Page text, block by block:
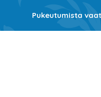
Pukeutumista